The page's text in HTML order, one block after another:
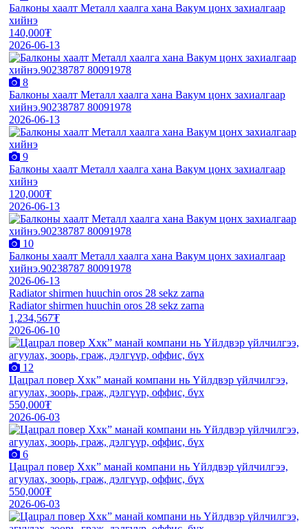
Балконы хаалт Металл хаалга хана Вакум цонх захиалгаар
хийнэ
140,000₮
2026-06-13
8
Балконы хаалт Металл хаалга хана Вакум цонх захиалгаар
хийнэ.90238787 80091978
2026-06-13
9
Балконы хаалт Металл хаалга хана Вакум цонх захиалгаар
хийнэ
120,000₮
2026-06-13
10
Балконы хаалт Металл хаалга хана Вакум цонх захиалгаар
хийнэ.90238787 80091978
2026-06-13
Radiator shirmen huuchin oros 28 sekz zarna
Radiator shirmen huuchin oros 28 sekz zarna
1,234,567₮
2026-06-10
12
Цацрал повер Ххк” манай компани нь Үйлдвэр үйлчилгээ,
агуулах, зоорь, граж, дэлгүүр, оффис, бүх
550,000₮
2026-06-03
6
Цацрал повер Ххк” манай компани нь Үйлдвэр үйлчилгээ,
агуулах, зоорь, граж, дэлгүүр, оффис, бүх
550,000₮
2026-06-03